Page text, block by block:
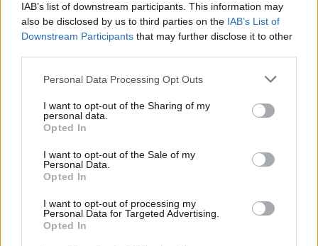
IAB’s list of downstream participants. This information may
also be disclosed by us to third parties on the IAB’s List of
Downstream Participants that may further disclose it to other
Please note that this website/app uses one or more Google
not limited to your visit or usage behaviour. You may click to
grant or deny consent to Google and its third-party tags to
use your data for below specified purposes in below Google
consent section.
Personal Data Processing Opt Outs
I want to opt-out of the Sharing of my
personal data.
Opted In
I want to opt-out of the Sale of my
Personal Data.
Opted In
I want to opt-out of processing my
Personal Data for Targeted Advertising.
Opted In
23·07·2025 13:47
Πώς ο θρυλικός Όζι Όσμπορν άλλαξε για πάντα τη
ριάλιτι τηλεόραση με το «The Osbournes»